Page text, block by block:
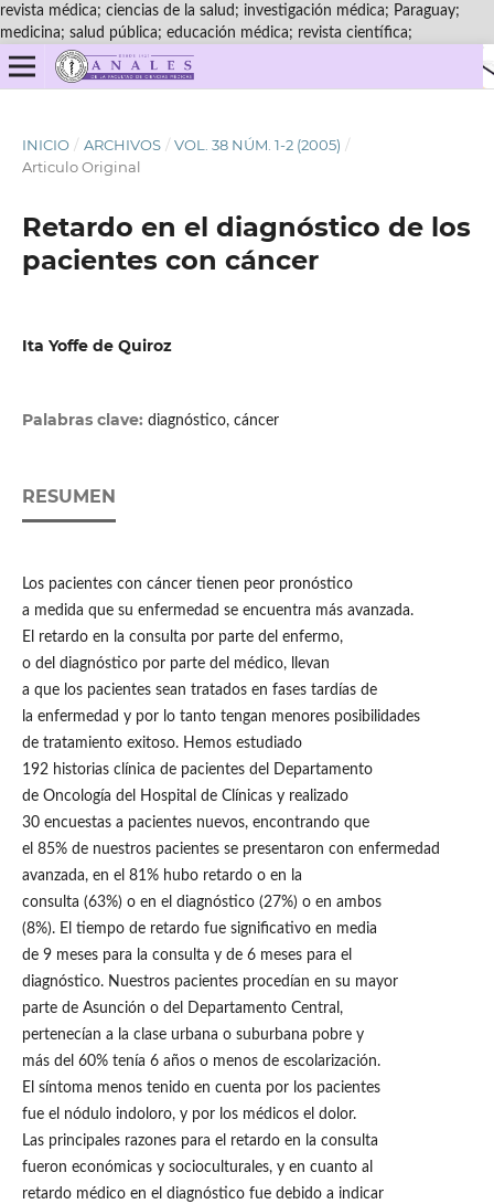
revista médica; ciencias de la salud; investigación médica; Paraguay;
medicina; salud pública; educación médica; revista científica;
INICIO / ARCHIVOS / VOL. 38 NÚM. 1-2 (2005) /
Articulo Original
Retardo en el diagnóstico de los
pacientes con cáncer
Ita Yoffe de Quiroz
Palabras clave: diagnóstico, cáncer
RESUMEN
Los pacientes con cáncer tienen peor pronóstico
a medida que su enfermedad se encuentra más avanzada.
El retardo en la consulta por parte del enfermo,
o del diagnóstico por parte del médico, llevan
a que los pacientes sean tratados en fases tardías de
la enfermedad y por lo tanto tengan menores posibilidades
de tratamiento exitoso. Hemos estudiado
192 historias clínica de pacientes del Departamento
de Oncología del Hospital de Clínicas y realizado
30 encuestas a pacientes nuevos, encontrando que
el 85% de nuestros pacientes se presentaron con enfermedad
avanzada, en el 81% hubo retardo o en la
consulta (63%) o en el diagnóstico (27%) o en ambos
(8%). El tiempo de retardo fue significativo en media
de 9 meses para la consulta y de 6 meses para el
diagnóstico. Nuestros pacientes procedían en su mayor
parte de Asunción o del Departamento Central,
pertenecían a la clase urbana o suburbana pobre y
más del 60% tenía 6 años o menos de escolarización.
El síntoma menos tenido en cuenta por los pacientes
fue el nódulo indoloro, y por los médicos el dolor.
Las principales razones para el retardo en la consulta
fueron económicas y socioculturales, y en cuanto al
retardo médico en el diagnóstico fue debido a indicar